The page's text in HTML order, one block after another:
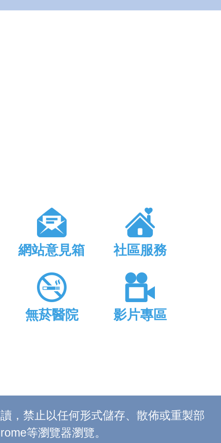
網站意見箱 社區服務
無菸醫院 影片專區
，禁止以任何形式儲存、散佈或重製部
等瀏覽器瀏覽。